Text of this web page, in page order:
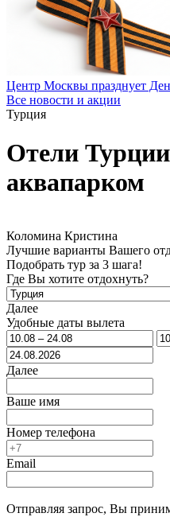
Центр Москвы празднует
Все новости и акции
Турция
Отели Турции
аквапарком
Коломина Кристина
Лучшие варианты Вашего
Подобрать тур за 3 шага!
Где Вы хотите отдохнуть?
Далее
Удобные даты вылета
Далее
Ваше имя
Номер телефона
Email
Отправляя запрос, Вы